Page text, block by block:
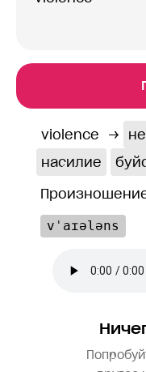
violence →
насилие
vˈaɪələns